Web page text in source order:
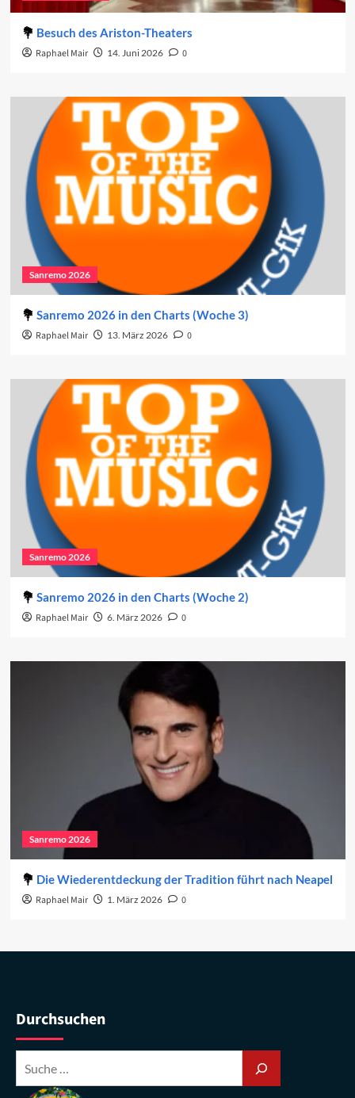
Besuch des Ariston-Theaters
Raphael Mair 14. Juni 2026 0
Sanremo 2026
Sanremo 2026 in den Charts (Woche 3)
Raphael Mair 13. März 2026 0
Sanremo 2026
Sanremo 2026 in den Charts (Woche 2)
Raphael Mair 6. März 2026 0
Sanremo 2026
Die Wiederentdeckung der Tradition führt nach Neapel
Raphael Mair 1. März 2026 0
Durchsuchen